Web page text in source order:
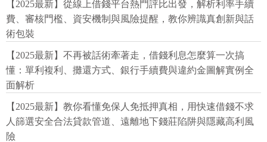
【2025最新】從線上借錢平台熱門評比出發，解析利率手續
費、審核門檻、資安機制與風險提醒，教你辨識真創新與話
術包裝
【2025最新】不再被話術牽著走，借錢利息怎麼算一次搞
懂：單利複利、攤還方式、銀行手續費與違約金圖解實例全
面解析
【2025最新】教你看懂免保人免抵押真相，用快速借錢不求
人篩選安全合法貸款管道、遠離地下錢莊陷阱與隱藏高利風
險